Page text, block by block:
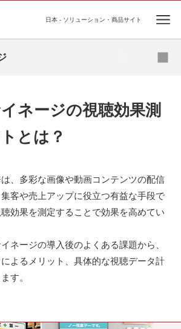
日本 - ソリューション・商品サイト
ン
ネージの視聴効果測
とは？
、多彩な画像や動画コンテンツの配信
客や売上アップに役立つ有益な手段で
効果を測定することで効果を高めてい
ネージの導入後のよくある課題から、
よるメリット、具体的な視聴データ計
す。